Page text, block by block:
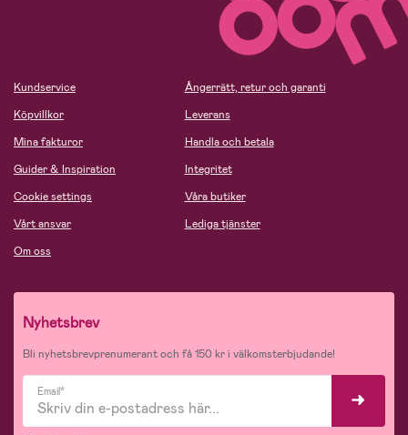
Kundservice
Köpvillkor
Mina fakturor
Guider & Inspiration
Cookie settings
Vårt ansvar
Om oss
Ångerrätt, retur och garanti
Leverans
Handla och betala
Integritet
Våra butiker
Lediga tjänster
Nyhetsbrev
Bli nyhetsbrevprenumerant och få 150 kr i välkomsterbjudande!
Email*